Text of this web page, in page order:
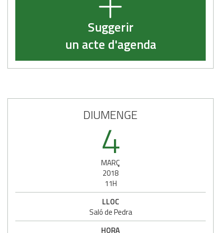
Suggerir
un acte d'agenda
DIUMENGE
4
MARÇ
2018
11H
LLOC
Saló de Pedra
HORA